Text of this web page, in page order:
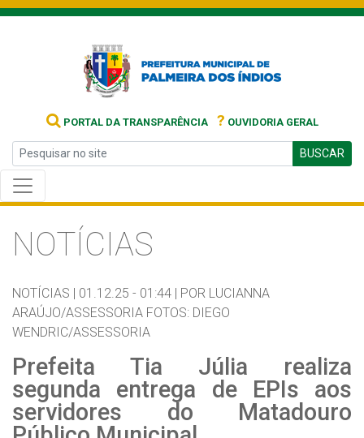
PORTAL DA TRANSPARÊNCIA ? OUVIDORIA GERAL
BUSCAR
NOTÍCIAS
NOTÍCIAS | 01.12.25 - 01:44 | POR LUCIANNA
ARAÚJO/ASSESSORIA FOTOS: DIEGO
WENDRIC/ASSESSORIA
Prefeita Tia Júlia realiza
segunda entrega de EPIs aos
servidores do Matadouro